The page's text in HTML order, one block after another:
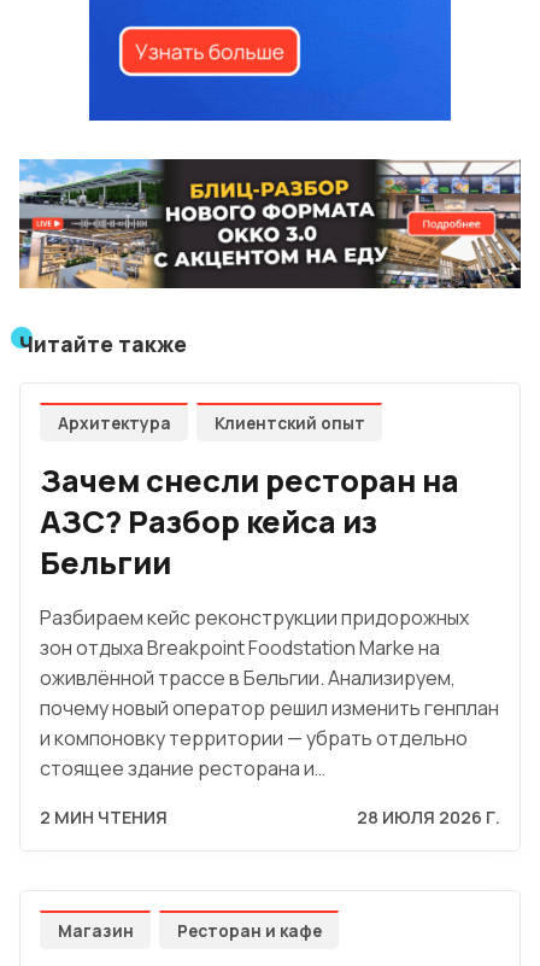
Читайте также
Архитектура Клиентский опыт
Зачем снесли ресторан на
АЗС? Разбор кейса из
Бельгии
Разбираем кейс реконструкции придорожных
зон отдыха Breakpoint Foodstation Marke на
оживлённой трассе в Бельгии. Анализируем,
почему новый оператор решил изменить генплан
и компоновку территории — убрать отдельно
стоящее здание ресторана и…
2 МИН ЧТЕНИЯ 28 ИЮЛЯ 2026 Г.
Магазин Ресторан и кафе